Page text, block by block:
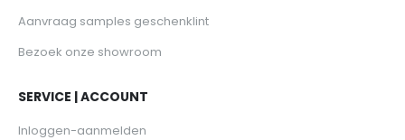
Aanvraag samples geschenklint
Bezoek onze showroom
SERVICE | ACCOUNT
Inloggen-aanmelden